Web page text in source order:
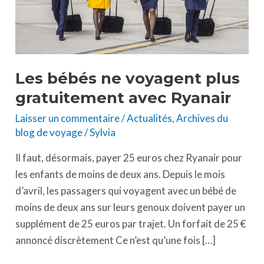
Les bébés ne voyagent plus
gratuitement avec Ryanair
Laisser un commentaire/Actualités,Archives du
blog de voyage/Sylvia
Il faut, désormais, payer 25 euros chez Ryanair pour
les enfants de moins de deux ans. Depuis le mois
d’avril, les passagers qui voyagent avec un bébé de
moins de deux ans sur leurs genoux doivent payer un
supplément de 25 euros par trajet. Un forfait de 25 €
annoncé discrètement Ce n’est qu’une fois […]
avec
Ryanair